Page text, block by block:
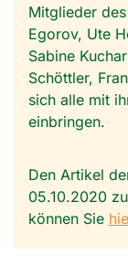
Mitglieder
Egorov, Ute
Sabine
Schöttler,
sich alle mit
einbringen.
Den Artikel
05.10.2020
können Sie